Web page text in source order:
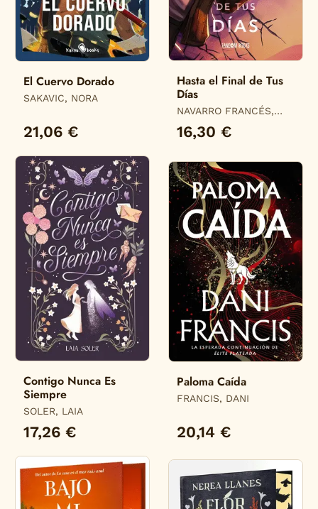
El Cuervo Dorado
SAKAVIC, NORA
21,06 €
Hasta el Final de Tus
Días
NAVARRO FRANCÉS,
16,30 €
Contigo Nunca Es
Siempre
SOLER, LAIA
17,26 €
Paloma Caída
FRANCIS, DANI
20,14 €